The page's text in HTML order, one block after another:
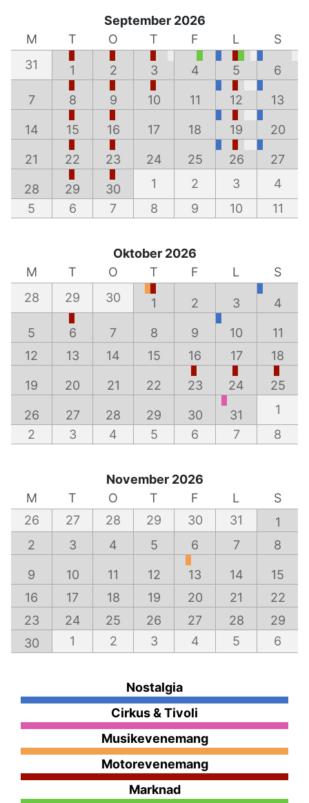
September 2026
M
T O T F L
S
31
1 2 3 4 5 6
7 8 9 10 11 12 13
14 15 16 17 18 19 20
21 22 23 24 25 26 27
28 29 30 1 2 3
4
5
6 7 8 9 10 11
Oktober 2026
M
T O T F L
S
28
29 30 1 2 3 4
5 6 7 8 9 10
11
12
13 14 15 16 17 18
19 20 21 22 23 24 25
26 27 28 29 30 31
1
2
3 4 5 6 7 8
November 2026
M
T O T F L
S
26
27 28 29 30 31
1
2
3 4 5 6 7 8
9 10 11 12 13 14
15
16
17 18 19 20 21
22
23
24 25 26 27 28
29
30
1 2 3 4 5 6
Nostalgia
Cirkus & Tivoli
Musikevenemang
Motorevenemang
Marknad